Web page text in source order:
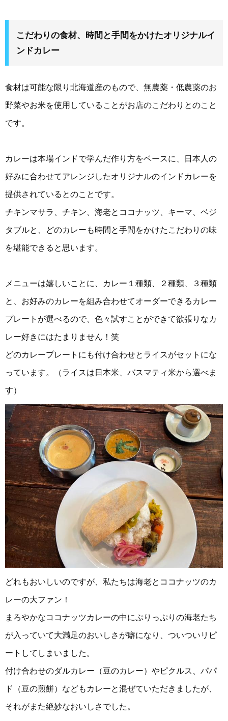
こだわりの食材、時間と手間をかけたオリジナルイ
ンドカレー
食材は可能な限り北海道産のもので、無農薬・低農薬のお
野菜やお米を使用していることがお店のこだわりとのこと
です。
カレーは本場インドで学んだ作り方をベースに、日本人の
好みに合わせてアレンジしたオリジナルのインドカレーを
提供されているとのことです。
チキンマサラ、チキン、海老とココナッツ、キーマ、ベジ
タブルと、どのカレーも時間と手間をかけたこだわりの味
を堪能できると思います。
メニューは嬉しいことに、カレー１種類、２種類、３種類
と、お好みのカレーを組み合わせてオーダーできるカレー
プレートが選べるので、色々試すことができて欲張りなカ
レー好きにはたまりません！笑
どのカレープレートにも付け合わせとライスがセットにな
っています。（ライスは日本米、バスマティ米から選べま
す）
どれもおいしいのですが、私たちは海老とココナッツのカ
レーの大ファン！
まろやかなココナッツカレーの中にぷりっぷりの海老たち
が入っていて大満足のおいしさが癖になり、ついついリピ
ートしてしまいました。
付け合わせのダルカレー（豆のカレー）やピクルス、パパ
ド（豆の煎餅）などもカレーと混ぜていただきましたが、
それがまた絶妙なおいしさでした。